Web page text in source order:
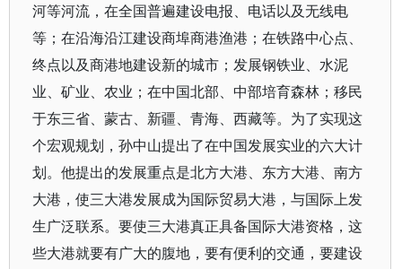
河等河流，在全国普遍建设电报、电话以及无线电
等；在沿海沿江建设商埠商港渔港；在铁路中心点、
终点以及商港地建设新的城市；发展钢铁业、水泥
业、矿业、农业；在中国北部、中部培育森林；移民
于东三省、蒙古、新疆、青海、西藏等。为了实现这
个宏观规划，孙中山提出了在中国发展实业的六大计
划。他提出的发展重点是北方大港、东方大港、南方
大港，使三大港发展成为国际贸易大港，与国际上发
生广泛联系。要使三大港真正具备国际大港资格，这
些大港就要有广大的腹地，要有便利的交通，要建设